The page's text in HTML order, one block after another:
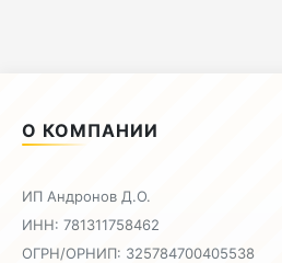
О КОМПАНИИ
ИП Андронов Д.О.
ИНН: 781311758462
ОГРН/ОРНИП: 325784700405538